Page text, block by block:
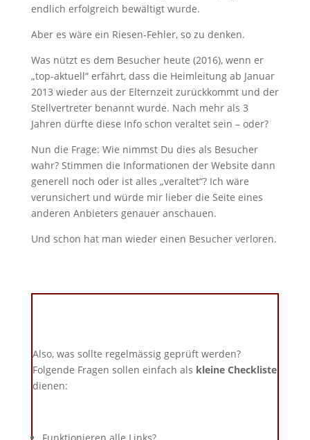
endlich erfolgreich bewältigt wurde.
Aber es wäre ein Riesen-Fehler, so zu denken.
Was nützt es dem Besucher heute (2016), wenn er
„top-aktuell“ erfährt, dass die Heimleitung ab Januar
2013 wieder aus der Elternzeit zurückkommt und der
Stellvertreter benannt wurde. Nach mehr als 3
Jahren dürfte diese Info schon veraltet sein – oder?
Nun die Frage: Wie nimmst Du dies als Besucher
wahr? Stimmen die Informationen der Website dann
generell noch oder ist alles „veraltet“? Ich wäre
verunsichert und würde mir lieber die Seite eines
anderen Anbieters genauer anschauen.
Und schon hat man wieder einen Besucher verloren.
Also, was sollte regelmässig geprüft werden?
Folgende Fragen sollen einfach als kleine Checkliste
dienen:
Funktionieren alle Links?